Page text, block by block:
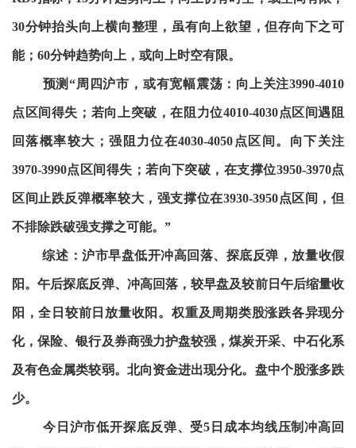
30分钟抬头向上横向整理，虽有向上欲望，但存向下之可
能；60分钟趋势向上，或向上时空有限。
预测“周四沪市，或有宽幅震荡：向上关注3990-4010
点区间得失；若向上突破，在阻力位4010-4030点区间遇阻
回落概率较大；强阻力位在4030-4050点区间。向下关注
3970-3990点区间得失；若向下突破，在支撑位3950-3970点
区间止跌反弹概率较大，强支撑位在3930-3950点区间，但
不排除跌破强支撑之可能。”
综述：沪市早盘低开冲高回落、探底反弹，放量收假
阳。午后探底反弹、冲高回落，较早盘及较前日午后缩量收
阳，全日较前日放量收阳。权重及周期类股涨跌各异现分
化，保险、银行及券商强力护盘较强，煤炭开采、中石化系
及有色金属类较弱。北向资金进出现分化。盘中个股涨多跌
少。
今日沪市低开探底反弹、受5日成本均线压制冲高回